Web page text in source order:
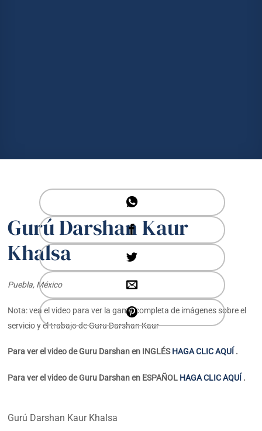
Gurú Darshan Kaur
Khalsa
Puebla, México
Nota: vea el video para ver la gama completa de imágenes sobre el
servicio y el trabajo de Guru Darshan Kaur
Para ver el video de Guru Darshan en INGLÉS HAGA CLIC AQUÍ .
Para ver el video de Guru Darshan en ESPAÑOL HAGA CLIC AQUÍ .
Gurú Darshan Kaur Khalsa